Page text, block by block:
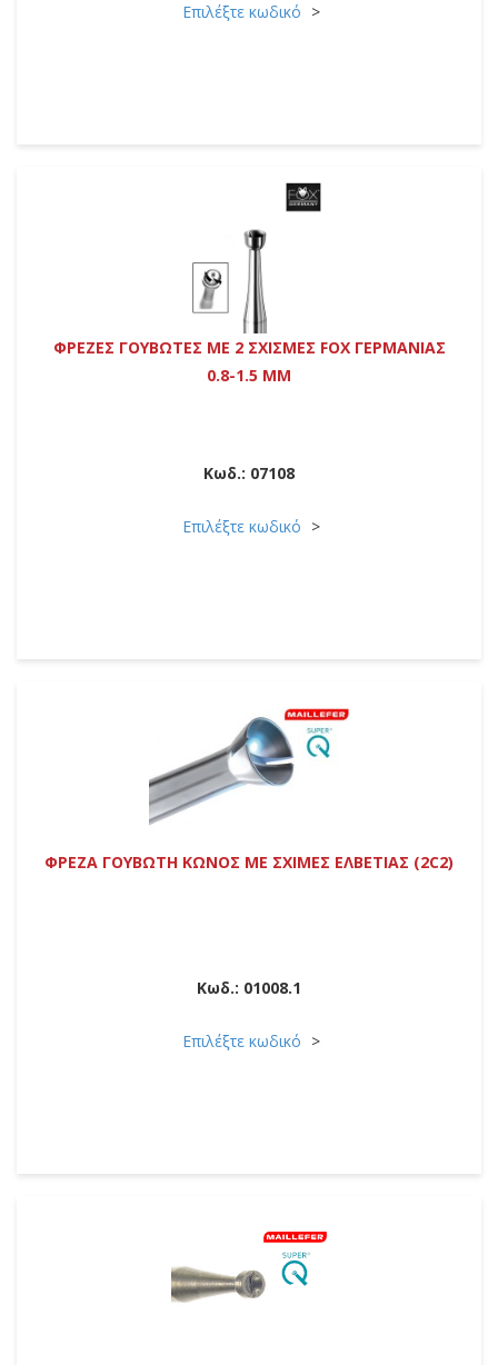
Επιλέξτε κωδικό
ΦΡΕΖΕΣ ΓΟΥΒΩΤΕΣ ΜΕ 2 ΣΧΙΣΜΕΣ FOX ΓΕΡΜΑΝΙΑΣ
0.8-1.5 MM
Κωδ.: 07108
Επιλέξτε κωδικό
ΦΡΕΖΑ ΓΟΥΒΩΤΗ ΚΩΝΟΣ ΜΕ ΣΧΙΜΕΣ ΕΛΒΕΤΙΑΣ (2C2)
Κωδ.: 01008.1
Επιλέξτε κωδικό